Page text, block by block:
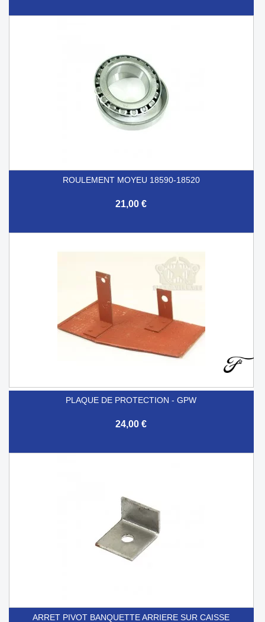
ROULEMENT MOYEU 18590-18520
21,00 €
PLAQUE DE PROTECTION - GPW
24,00 €
ARRET PIVOT BANQUETTE ARRIERE SUR CAISSE